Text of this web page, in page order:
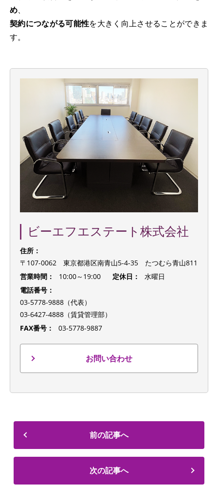
め、
契約につながる可能性を大きく向上させることができま
す。
ビーエフエステート株式会社
住所：
〒107-0062 東京都港区南青山5-4-35 たつむら青山811
営業時間：
10:00～19:00 定休日：
水曜日
電話番号：
03-5778-9888（代表）
03-6427-4888（賃貸管理部）
FAX番号：
03-5778-9887
お問い合わせ
前の記事へ
次の記事へ